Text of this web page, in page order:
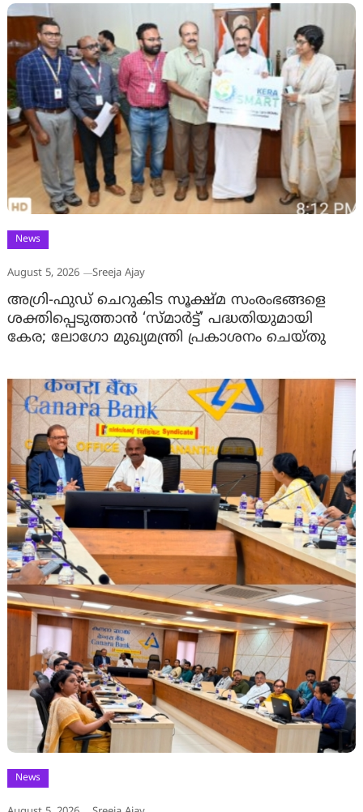
News
August 5, 2026 Sreeja Ajay
അഗ്രി-ഫുഡ് ചെറുകിട സൂക്ഷ്മ സംരംഭങ്ങളെ
ശക്തിപ്പെടുത്താന്‍ ‘സ്മാര്‍ട്ട്’ പദ്ധതിയുമായി
കേര; ലോഗോ മുഖ്യമന്ത്രി പ്രകാശനം ചെയ്തു
News